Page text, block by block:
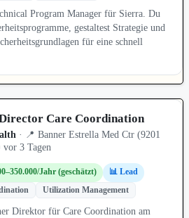
Program Manager für Sierra. Du
gestaltest Strategie und
für eine schnell
Care Coordination
· 📍 Banner Estrella Med Ctr (9201
3 Tagen
Jahr (geschätzt)
📊 Lead
Utilization Management
Direktor für Care Coordination am